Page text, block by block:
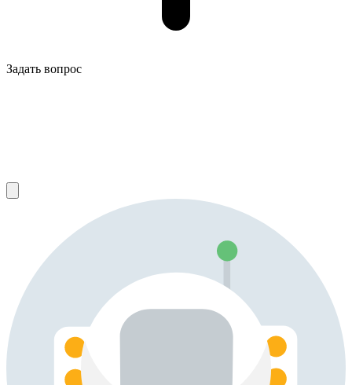
Задать вопрос